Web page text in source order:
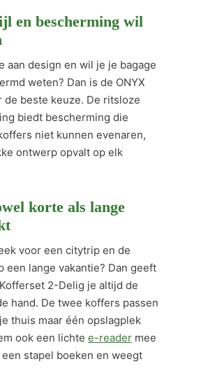
en bescherming wil
aan design en wil je je bagage
weten? Dan is de ONYX
de beste keuze. De ritsloze
biedt bescherming die
niet kunnen evenaren,
ontwerp opvalt op elk
korte als lange
voor een citytrip en de
een lange vakantie? Dan geeft
2-Delig je altijd de
hand. De twee koffers passen
thuis maar één opslagplek
ook een lichte e-reader mee
stapel boeken en weegt